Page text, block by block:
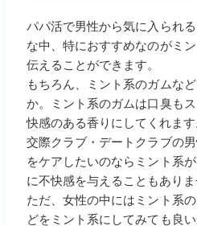
パパ活で男性から気に入られ
な中、特におすすめなのがミ
伝えることができます。
もちろん、ミント系のガムな
か。ミント系のガムは口臭も
快感のある香りにしてくれます
交際クラブ・デートクラブの
をケアしたいのならミント系
に不快感を与えることもありま
ただ、女性の中にはミント系
どをミント系にしてみても良